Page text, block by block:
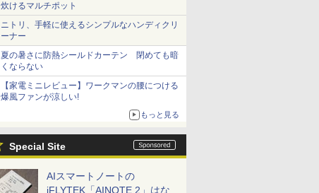
炊けるマルチポット
ニトリ、手軽に使えるシンプルなハンディクリ
ーナー
夏の暑さに防熱シールドカーテン 閉めても暗
くならない
【家電ミニレビュー】ワークマンの腰につける
爆風ファンが涼しい!
もっと見る
Special Site
AIスマートノートの
iFLYTEK「AINOTE 2」はな